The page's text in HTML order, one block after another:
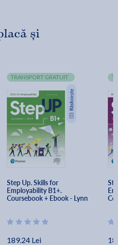
și
TRANSPORT GRATUIT
Step Up. Skills for
Employability B1+.
Coursebook + Ebook - Lynn
Azra Uslu
189.24 Lei